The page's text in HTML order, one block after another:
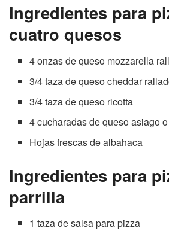
Ingredientes para
cuatro quesos
4 onzas de queso mozzarella
3/4 taza de queso cheddar
3/4 taza de queso ricotta
4 cucharadas de queso asiago
Hojas frescas de albahaca
Ingredientes para
parrilla
1 taza de salsa para pizza